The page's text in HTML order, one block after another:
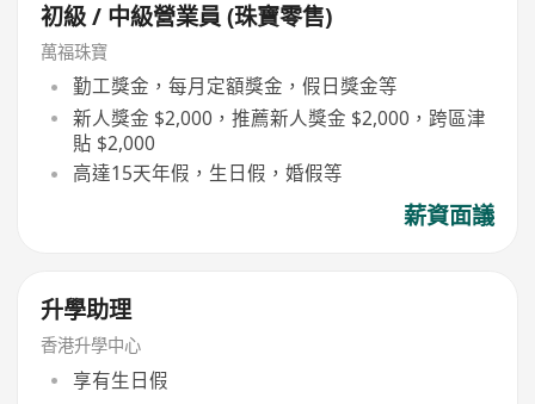
初級 / 中級營業員 (珠寶零售)
萬福珠寶
勤工獎金，每月定額獎金，假日獎金等
新人獎金 $2,000，推薦新人獎金 $2,000，跨區津
貼 $2,000
高達15天年假，生日假，婚假等
薪資面議
升學助理
香港升學中心
享有生日假